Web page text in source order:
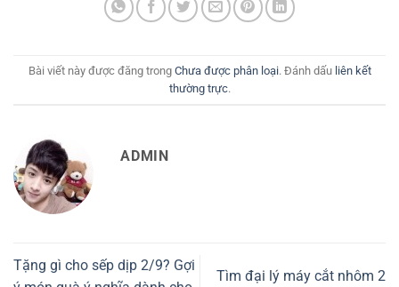
Bài viết này được đăng trong Chưa được phân loại. Đánh dấu liên kết
thường trực.
ADMIN
Tặng gì cho sếp dịp 2/9? Gợi
Tìm đại lý máy cắt nhôm 2